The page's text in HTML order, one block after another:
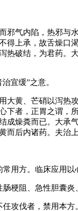
邪气内陷，热邪与
得上承，故舌燥口
热破结，为君药。
宜缓”之意。
大黄、芒硝以泻热
下者，正胃之谓，
成燥粪而已。大承
而后内诸药。夫治
用方。临床应用
梗阻、急性胆囊
攻伐者，禁用本